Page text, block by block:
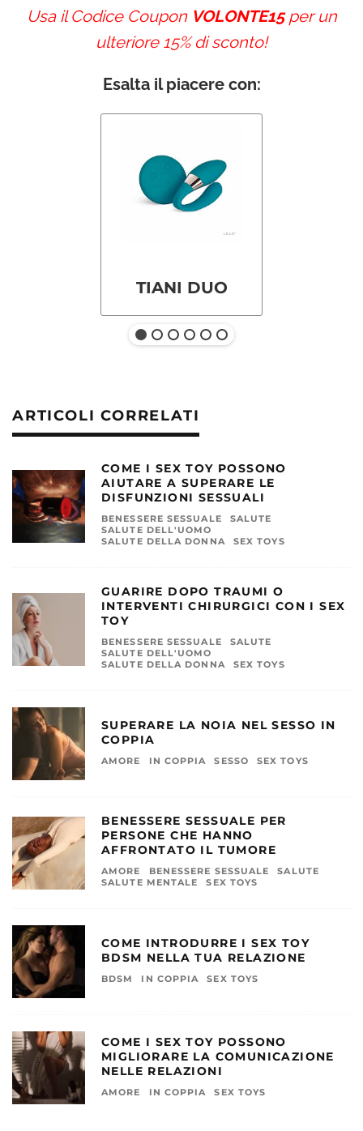
Usa il Codice Coupon VOLONTE15per un
ulteriore 15% di sconto!
Esalta il piacere con:
TIANI DUO
ARTICOLI CORRELATI
COME I SEX TOY POSSONO
AIUTARE A SUPERARE LE
DISFUNZIONI SESSUALI
BENESSERE SESSUALE
SALUTE
SALUTE DELL'UOMO
SALUTE DELLA DONNA
SEX TOYS
GUARIRE DOPO TRAUMI O
INTERVENTI CHIRURGICI CON I SEX
TOY
BENESSERE SESSUALE
SALUTE
SALUTE DELL'UOMO
SALUTE DELLA DONNA
SEX TOYS
SUPERARE LA NOIA NEL SESSO IN
COPPIA
AMORE IN COPPIA SESSO SEX TOYS
BENESSERE SESSUALE PER
PERSONE CHE HANNO
AFFRONTATO IL TUMORE
AMORE BENESSERE SESSUALE
SALUTE
SALUTE MENTALE
SEX TOYS
COME INTRODURRE I SEX TOY
BDSM NELLA TUA RELAZIONE
BDSM IN COPPIA SEX TOYS
COME I SEX TOY POSSONO
MIGLIORARE LA COMUNICAZIONE
NELLE RELAZIONI
AMORE IN COPPIA SEX TOYS